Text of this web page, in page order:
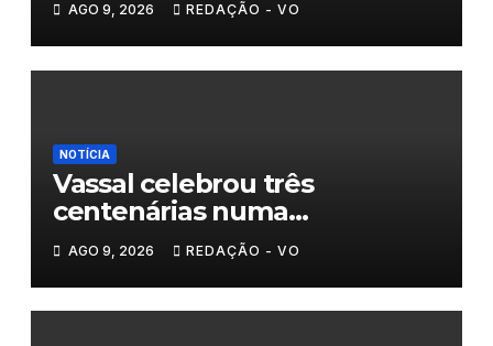
AGO 9, 2026 REDAÇÃO - VO
NOTÍCIA
Vassal celebrou três
centenárias numa
homenagem a um século de
histórias
AGO 9, 2026 REDAÇÃO - VO